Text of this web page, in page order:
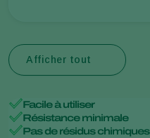
Afficher tout
Facile à utiliser
Résistance minimale
Pas de résidus chimiques